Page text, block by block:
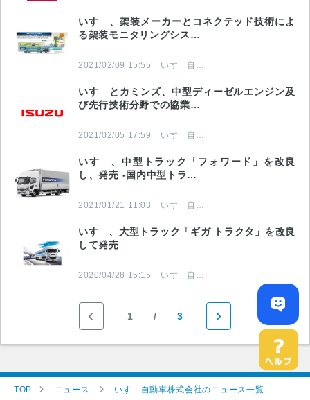
いすゞ、架装メーカーとコネクテッド技術によ
る架装モニタリングシス…
2021/02/09 15:55 いすゞ自動車株式会社
いすゞとカミンズ、中型ディーゼルエンジン及
び先行技術分野での協業…
2021/02/05 17:59 いすゞ自動車株式会社
いすゞ、中型トラック「フォワード」を改良
し、発売 -国内中型トラ…
2021/01/21 11:03 いすゞ自動車株式会社
いすゞ、大型トラック「ギガ トラクタ」を改良
して発売
2020/04/28 15:15 いすゞ自動車株式会社
1 3
TOP ニュース いすゞ自動車株式会社のニュース一覧